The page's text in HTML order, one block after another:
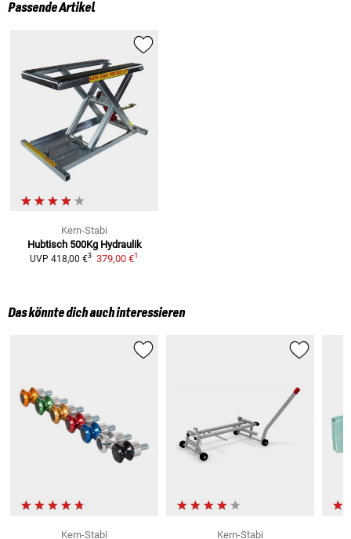
Passende Artikel
Kern-Stabi
Hubtisch 500Kg Hydraulik
UVP 418,00 €3 379,00 €1
Das könnte dich auch interessieren
Kern-Stabi Kern-Stabi